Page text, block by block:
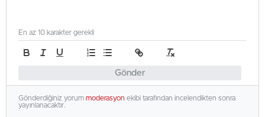
Gönder
En az 10 karakter gerekli
Gönderdiğiniz yorum moderasyon ekibi tarafından incelendikten sonra
yayınlanacaktır.